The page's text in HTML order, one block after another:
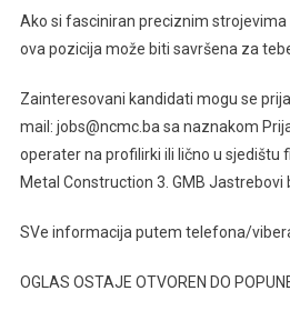
Ako si fasciniran preciznim
ova pozicija može biti savršena za
Zainteresovani kandidati mogu se
mail: jobs@ncmc.ba sa naznakom
operater na profilirki ili lično u sjedištu
Metal Construction 3. GMB Jastrebovi
SVe informacija putem telefona/
OGLAS OSTAJE OTVOREN DO